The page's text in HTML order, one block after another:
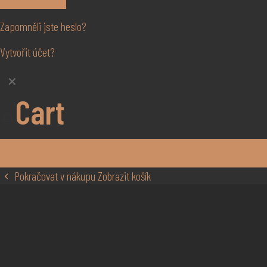
Zapomněli jste heslo?
Vytvořit účet?
✕
Cart
Pokračovat v nákupu Zobrazit košík